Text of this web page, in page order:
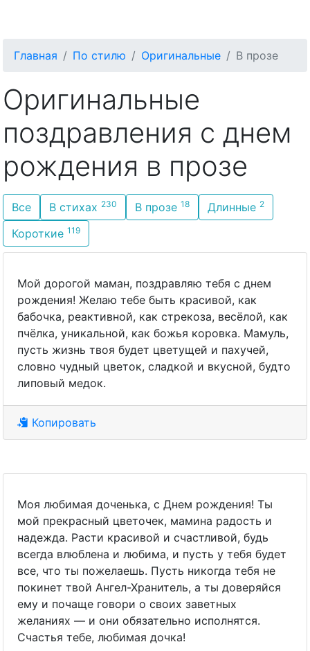
Главная По стилю Оригинальные В прозе
Оригинальные
поздравления с днем
рождения в прозе
Все В стихах 230 В прозе 18 Длинные 2
Короткие 119
Мой дорогой маман, поздравляю тебя с днем
рождения! Желаю тебе быть красивой, как
бабочка, реактивной, как стрекоза, весёлой, как
пчёлка, уникальной, как божья коровка. Мамуль,
пусть жизнь твоя будет цветущей и пахучей,
словно чудный цветок, сладкой и вкусной, будто
липовый медок.
Копировать
Моя любимая доченька, с Днем рождения! Ты
мой прекрасный цветочек, мамина радость и
надежда. Расти красивой и счастливой, будь
всегда влюблена и любима, и пусть у тебя будет
все, что ты пожелаешь. Пусть никогда тебя не
покинет твой Ангел-Хранитель, а ты доверяйся
ему и почаще говори о своих заветных
желаниях — и они обязательно исполнятся.
Счастья тебе, любимая дочка!